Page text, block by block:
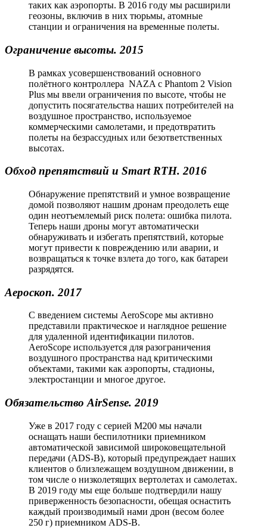
таких как аэропорты. В 2016 году мы расширили
геозоны, включив в них тюрьмы, атомные
станции и ограничения на временные полеты.
Ограничение высоты. 2015
В рамках усовершенствований основного
полётного контроллера NAZA с Phantom 2 Vision
Plus мы ввели ограничения по высоте, чтобы не
допустить посягательства наших потребителей на
воздушное пространство, используемое
коммерческими самолетами, и предотвратить
полеты на безрассудных или безответственных
высотах.
Обход препятствий и Smart RTH. 2016
Обнаружение препятствий и умное возвращение
домой позволяют нашим дронам преодолеть еще
один неотъемлемый риск полета: ошибка пилота.
Теперь наши дроны могут автоматически
обнаруживать и избегать препятствий, которые
могут привести к повреждению или аварии, и
возвращаться к точке взлета до того, как батареи
разрядятся.
Аероскоп. 2017
С введением системы AeroScope мы активно
представили практическое и наглядное решение
для удаленной идентификации пилотов.
AeroScope используется для разограничения
воздушного пространства над критическими
объектами, такими как аэропорты, стадионы,
электростанции и многое другое.
Обязательство AirSense. 2019
Уже в 2017 году с серией M200 мы начали
оснащать наши беспилотники приемником
автоматической зависимой широковещательной
передачи (ADS-B), который предупреждает наших
клиентов о близлежащем воздушном движении, в
том числе о низколетящих вертолетах и самолетах.
В 2019 году мы еще больше подтвердили нашу
приверженность безопасности, обещая оснастить
каждый производимый нами дрон (весом более
250 г) приемником ADS-B.